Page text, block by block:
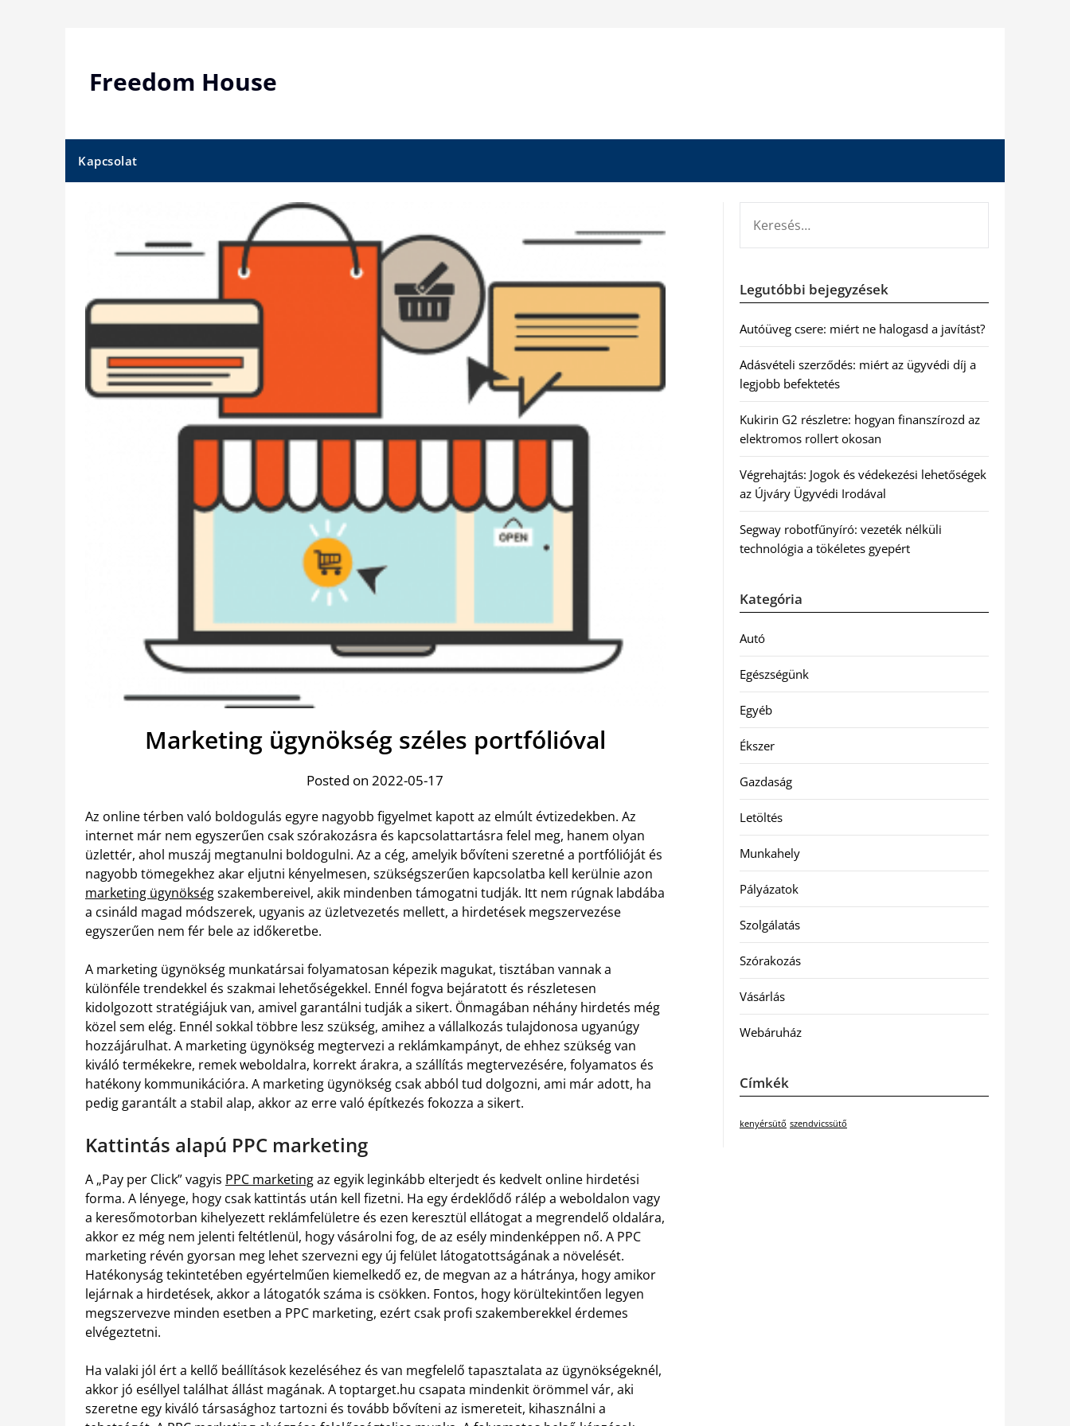
Freedom House
Kapcsolat
Marketing ügynökség széles portfólióval
Posted on 2022-05-17
Az online térben való boldogulás egyre nagyobb figyelmet kapott az elmúlt évtizedekben. Az
internet már nem egyszerűen csak szórakozásra és kapcsolattartásra felel meg, hanem olyan
üzlettér, ahol muszáj megtanulni boldogulni. Az a cég, amelyik bővíteni szeretné a portfólióját és
nagyobb tömegekhez akar eljutni kényelmesen, szükségszerűen kapcsolatba kell kerülnie azon
marketing ügynökségszakembereivel, akik mindenben támogatni tudják. Itt nem rúgnak labdába
a csináld magad módszerek, ugyanis az üzletvezetés mellett, a hirdetések megszervezése
egyszerűen nem fér bele az időkeretbe.
A marketing ügynökség munkatársai folyamatosan képezik magukat, tisztában vannak a
különféle trendekkel és szakmai lehetőségekkel. Ennél fogva bejáratott és részletesen
kidolgozott stratégiájuk van, amivel garantálni tudják a sikert. Önmagában néhány hirdetés még
közel sem elég. Ennél sokkal többre lesz szükség, amihez a vállalkozás tulajdonosa ugyanúgy
hozzájárulhat. A marketing ügynökség megtervezi a reklámkampányt, de ehhez szükség van
kiváló termékekre, remek weboldalra, korrekt árakra, a szállítás megtervezésére, folyamatos és
hatékony kommunikációra. A marketing ügynökség csak abból tud dolgozni, ami már adott, ha
pedig garantált a stabil alap, akkor az erre való építkezés fokozza a sikert.
Kattintás alapú PPC marketing
A „Pay per Click” vagyis PPC marketingaz egyik leginkább elterjedt és kedvelt online hirdetési
forma. A lényege, hogy csak kattintás után kell fizetni. Ha egy érdeklődő rálép a weboldalon vagy
a keresőmotorban kihelyezett reklámfelületre és ezen keresztül ellátogat a megrendelő oldalára,
akkor ez még nem jelenti feltétlenül, hogy vásárolni fog, de az esély mindenképpen nő. A PPC
marketing révén gyorsan meg lehet szervezni egy új felület látogatottságának a növelését.
Hatékonyság tekintetében egyértelműen kiemelkedő ez, de megvan az a hátránya, hogy amikor
lejárnak a hirdetések, akkor a látogatók száma is csökken. Fontos, hogy körültekintően legyen
megszervezve minden esetben a PPC marketing, ezért csak profi szakemberekkel érdemes
elvégeztetni.
Ha valaki jól ért a kellő beállítások kezeléséhez és van megfelelő tapasztalata az ügynökségeknél,
akkor jó eséllyel találhat állást magának. A toptarget.hu csapata mindenkit örömmel vár, aki
szeretne egy kiváló társasághoz tartozni és tovább bővíteni az ismereteit, kihasználni a
Legutóbbi bejegyzések
Autóüveg csere: miért ne halogasd a javítást?
Adásvételi szerződés: miért az ügyvédi díj a
legjobb befektetés
Kukirin G2 részletre: hogyan finanszírozd az
elektromos rollert okosan
Végrehajtás: Jogok és védekezési lehetőségek
az Újváry Ügyvédi Irodával
Segway robotfűnyíró: vezeték nélküli
technológia a tökéletes gyepért
Kategória
Autó
Egészségünk
Egyéb
Ékszer
Gazdaság
Letöltés
Munkahely
Pályázatok
Szolgálatás
Szórakozás
Vásárlás
Webáruház
Címkék
kenyérsütő szendvicssütő